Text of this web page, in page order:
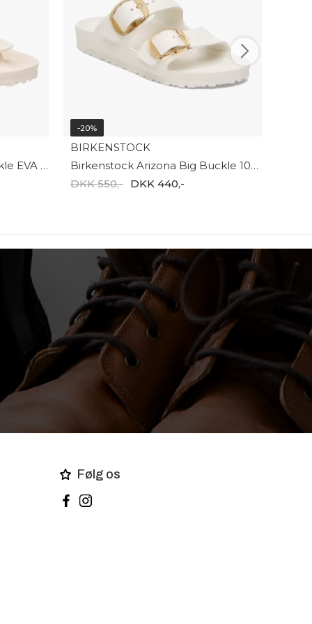
Birkenstock Gizeh Big Buckle EVA EVA Women 1031366
-20%
BIRKENSTOCK
Birkenstock Arizona Big Buckle 1029651
DKK 550,- DKK 440,-
Følg os